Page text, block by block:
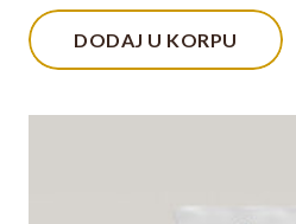
DODAJ U KORPU